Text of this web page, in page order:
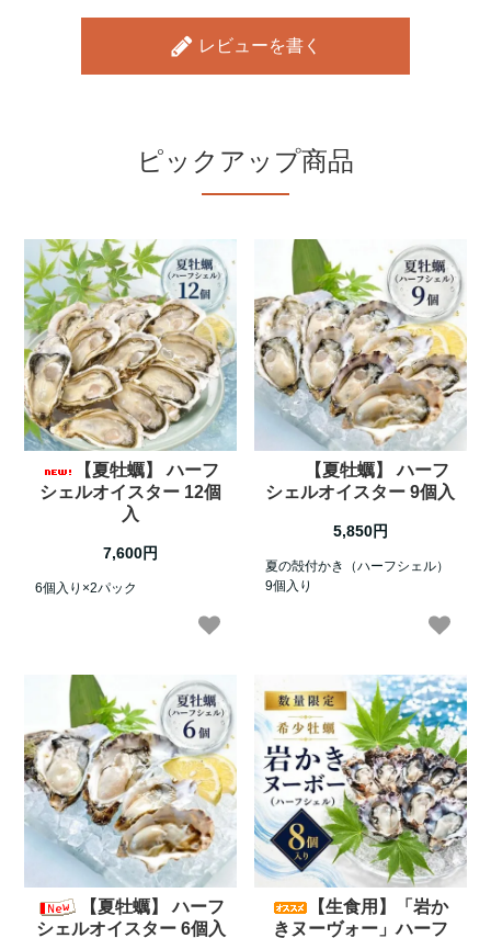
レビューを書く
ピックアップ商品
【夏牡蠣】 ハーフ
シェルオイスター 12個
入
7,600円
6個入り×2パック
【夏牡蠣】 ハーフ
シェルオイスター 9個入
5,850円
夏の殻付かき（ハーフシェル）
9個入り
【夏牡蠣】 ハーフ
シェルオイスター 6個入
【生食用】「岩か
きヌーヴォー」ハーフ